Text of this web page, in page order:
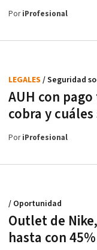
PoriProfesional
AUH con
cobra y
LEGALES / Seguridad
PoriProfesional
Outlet de
hasta con
/ Oportunidad